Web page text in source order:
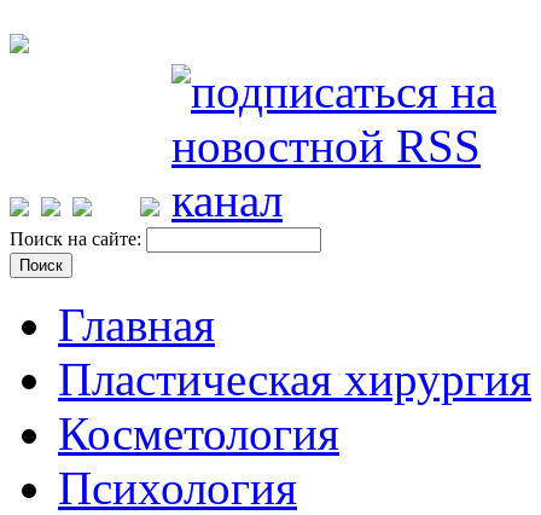
Поиск на сайте:
Главная
Пластическая хирургия
Косметология
Психология